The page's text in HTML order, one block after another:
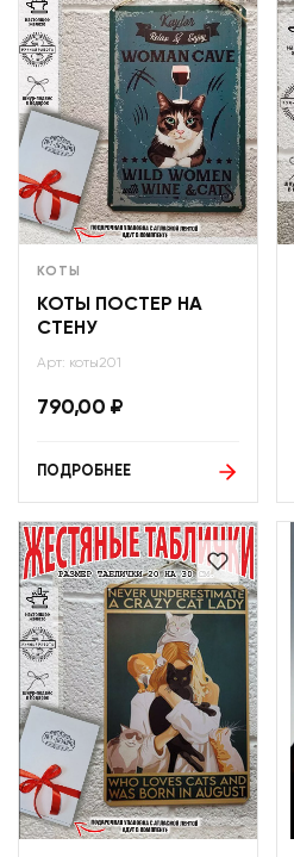
КОТЫ
КОТЫ ПОСТЕР НА
СТЕНУ
Арт: коты201
790,00 ₽
ПОДРОБНЕЕ